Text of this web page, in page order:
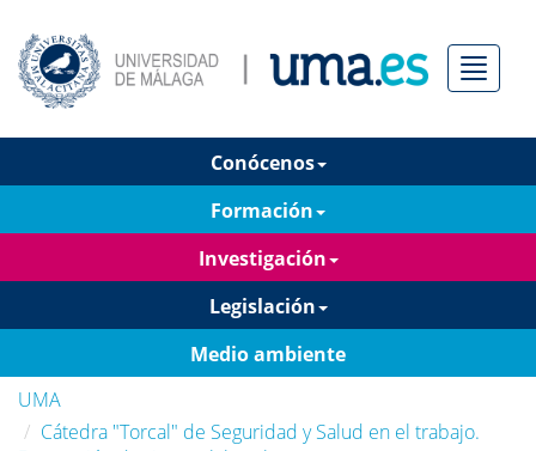
Menú
Conócenos
Formación
Investigación
Legislación
Medio ambiente
UMA
Cátedra "Torcal" de Seguridad y Salud en el trabajo.